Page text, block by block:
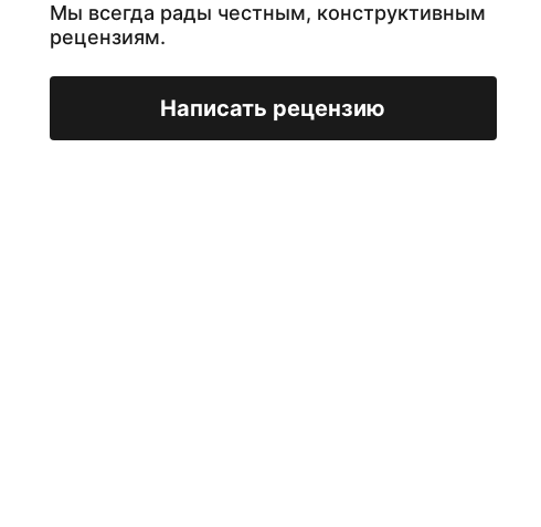
Мы всегда рады честным, конструктивным
рецензиям.
Написать рецензию